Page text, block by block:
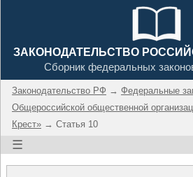
ЗАКОНОДАТЕЛЬСТВО
Сборник федеральных
Законодательство РФ → Федеральные
Общероссийской общественной
Крест» → Статья 10
☰